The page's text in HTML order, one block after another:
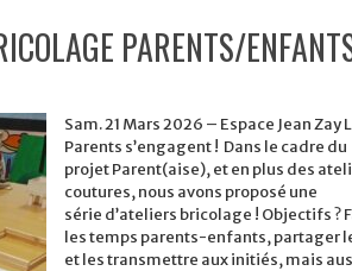
PARENTS/
Sam. 21 Mars 2026 – Espace Jean Zay
Parents s’engagent ! Dans le cadre du
projet Parent(aise), et en plus des
coutures, nous avons proposé une
série d’ateliers bricolage ! Objectifs ?
les temps parents-enfants, partager
et les transmettre aux initiés, mais